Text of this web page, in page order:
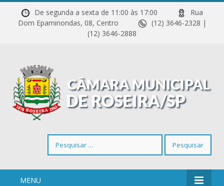
De segunda a sexta de 11:00 às 17:00
Rua
Dom Epaminondas, 08, Centro
(12) 3646-2328 |
(12) 3646-2888
por:
MENU